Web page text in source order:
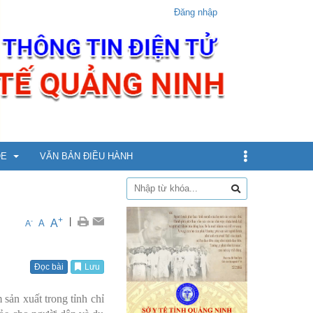
Đăng nhập
5 - dưới 12 tuổi
VĂN BẢN ĐIỀU HÀNH
A- A A+ |
Đọc bài Lưu
sản xuất trong tỉnh chỉ